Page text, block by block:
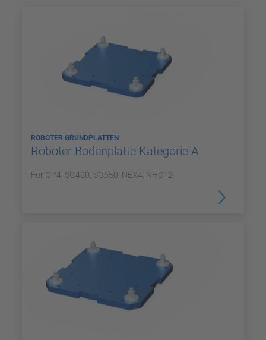
ROBOTER GRUNDPLATTEN
Roboter Bodenplatte Kategorie A
Für GP4, SG400, SG650, NEX4, NHC12